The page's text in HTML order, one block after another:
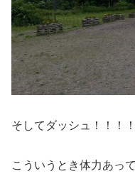
そしてダッシュ！！！
こういうとき体力あっ